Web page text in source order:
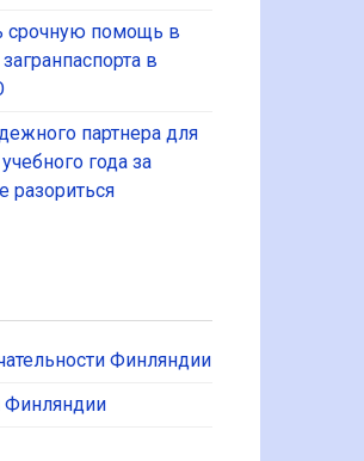
срочную помощь в
в
партнера для
года за
разориться
Финляндии
Финляндии